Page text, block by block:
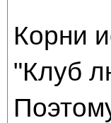
Корни
"Клуб